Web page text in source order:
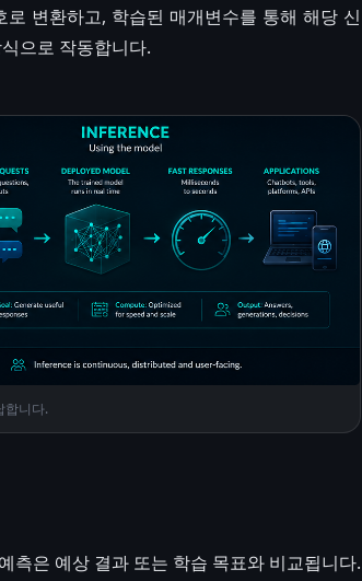
변환하고, 학습된 매개변수를 통해 해당 신
으로 작동합니다.
합니다.
측은 예상 결과 또는 학습 목표와 비교됩니다.